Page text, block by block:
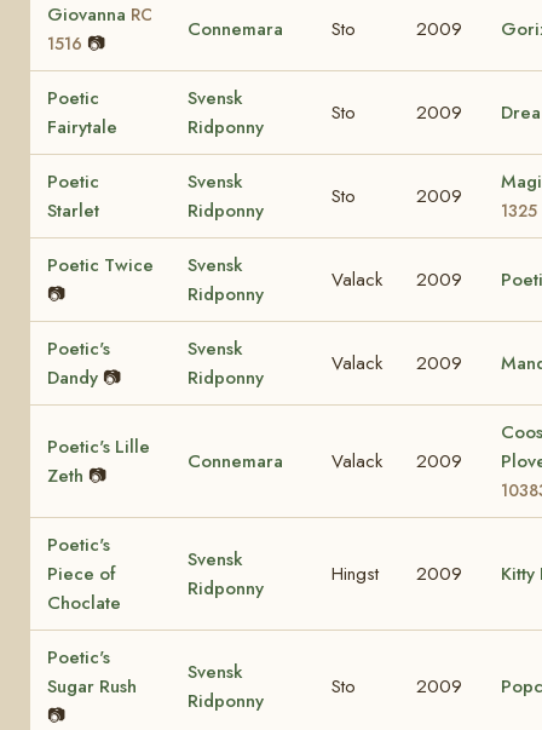
Giovanna RC
1516 📷
Connemara Sto 2009
Poetic
Fairytale
Svensk
Ridponny
Sto 2009
Poetic
Starlet
Svensk
Ridponny
Sto 2009
1325
Poetic Twice
📷
Svensk
Ridponny
Valack 2009
Poetic's
Dandy 📷
Svensk
Ridponny
Valack 2009
Poetic's Lille
Zeth 📷
Connemara Valack 2009
Poetic's
Piece of
Choclate
Svensk
Ridponny
Hingst 2009 Kitty
Poetic's
Sugar Rush
📷
Svensk
Ridponny
Sto 2009